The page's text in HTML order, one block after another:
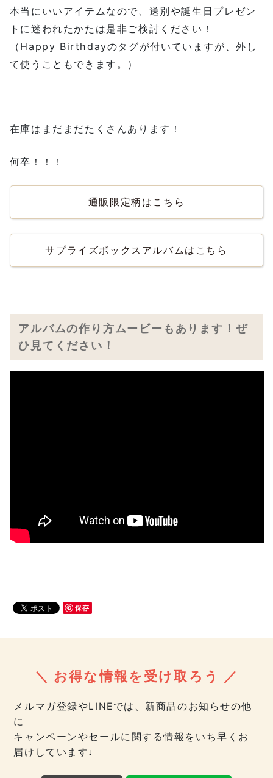
本当にいいアイテムなので、送別や誕生日プレゼン
トに迷われたかたは是非ご検討ください！
（Happy Birthdayのタグが付いていますが、外し
て使うこともできます。）
在庫はまだまだたくさんあります！
何卒！！！
通販限定柄はこちら
サプライズボックスアルバムはこちら
アルバムの作り方ムービーもあります！ぜ
ひ見てください！
保存
＼ お得な情報を受け取ろう ／
メルマガ登録やLINEでは、新商品のお知らせの他
に
キャンペーンやセールに関する情報をいち早くお
届けしています♩